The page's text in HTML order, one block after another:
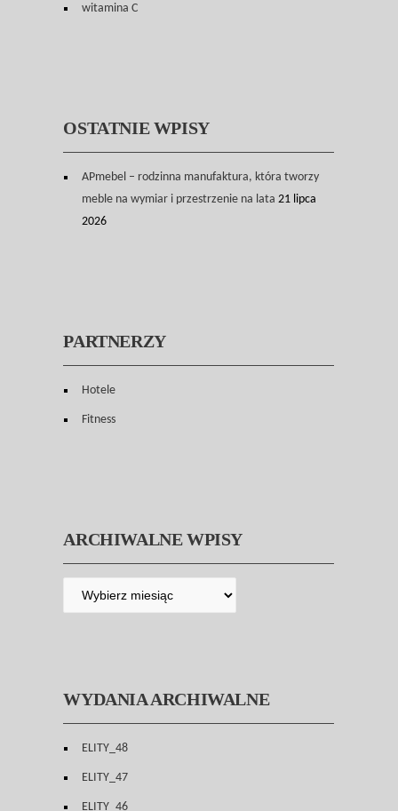
witamina C
OSTATNIE WPISY
APmebel – rodzinna manufaktura, która tworzy
meble na wymiar i przestrzenie na lata 21 lipca
2026
PARTNERZY
Hotele
Fitness
ARCHIWALNE WPISY
WYDANIA ARCHIWALNE
ELITY_48
ELITY_47
ELITY_46